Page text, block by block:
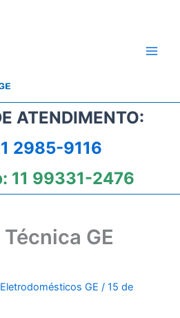
ATENDIMENTO:
2985-9116
11 99331-2476
GE
GE/15 de